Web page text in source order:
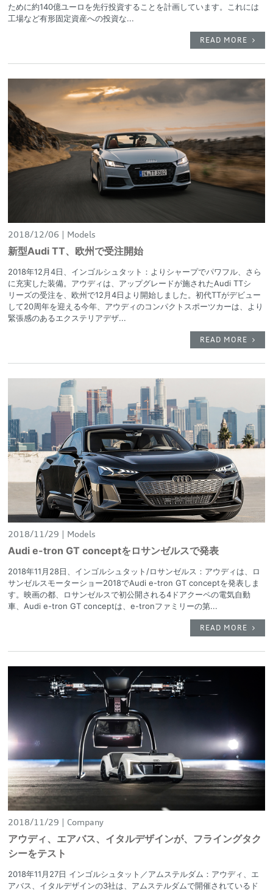
ために約140億ユーロを先行投資することを計画しています。これには
工場など有形固定資産への投資な...
READ MORE
2018/12/06 Models
新型Audi TT、欧州で受注開始
2018年12月4日、インゴルシュタット：よりシャープでパワフル、さら
に充実した装備。アウディは、アップグレードが施されたAudi TTシ
リーズの受注を、欧州で12月4日より開始しました。初代TTがデビュー
して20周年を迎える今年、アウディのコンパクトスポーツカーは、より
緊張感のあるエクステリアデザ...
READ MORE
2018/11/29 Models
Audi e-tron GT conceptをロサンゼルスで発表
2018年11月28日、インゴルシュタット/ロサンゼルス：アウディは、ロ
サンゼルスモーターショー2018でAudi e-tron GT conceptを発表しま
す。映画の都、ロサンゼルスで初公開される4ドアクーペの電気自動
車、Audi e-tron GT conceptは、e-tronファミリーの第...
READ MORE
2018/11/29 Company
アウディ、エアバス、イタルデザインが、フライングタク
シーをテスト
2018年11月27日 インゴルシュタット／アムステルダム：アウディ、エ
アバス、イタルデザインの3社は、アムステルダムで開催されているド